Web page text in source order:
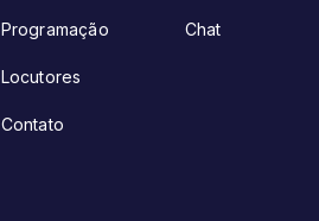
Programação
Locutores
Contato
Chat